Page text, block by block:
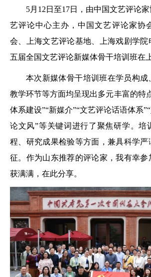
5月12日至17日，由中国文艺评论
艺评论中心主办，中国文艺评论家协
会、上海文艺评论基地、上海戏剧学
五届全国文艺评论新媒体骨干培训班在
本次新媒体骨干培训班在学员构成
教学环节等方面均呈现出多元丰富的特
体系建设”“新媒介”“文艺评论话语体系
论文风”等关键词进行了聚焦研学。培
程、研究成果检验等方面，兼具科学
征。作为山东推荐的评论家，我有幸参
获满满，在此分享。